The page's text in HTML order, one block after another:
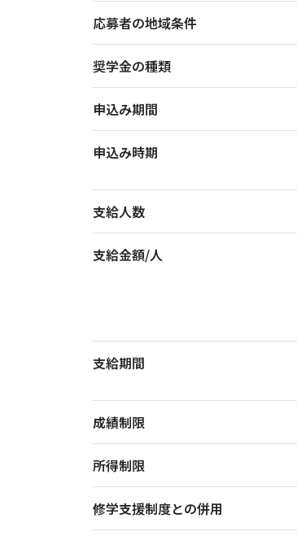
応募者の地域条件
奨学金の種類
申込み期間
申込み時期
支給人数
支給金額/人
支給期間
成績制限
所得制限
修学支援制度との併用